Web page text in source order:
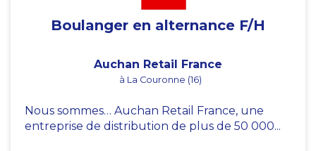
Boulanger en alternance F/H
Auchan Retail France
à La Couronne (16)
Nous sommes… Auchan Retail France, une
entreprise de distribution de plus de 50 000...